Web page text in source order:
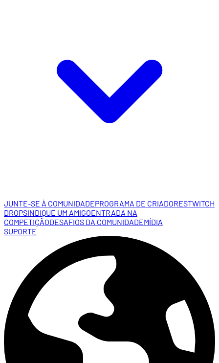
JUNTE-SE À COMUNIDADEPROGRAMA DE CRIADORESTWITCH
DROPSINDIQUE UM AMIGOENTRADA NA
COMPETIÇÃODESAFIOS DA COMUNIDADEMÍDIA
SUPORTE